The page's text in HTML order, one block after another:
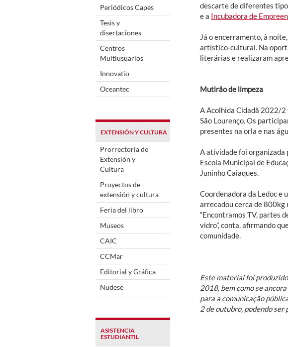
Periódicos Capes
Tesis y
disertaciones
Centros
Multiusuarios
Innovatio
Oceantec
EXTENSIÓN Y CULTURA
Prorrectoría de
Extensión y
Cultura
Proyectos de
extensión y cultura
Feria del libro
Museos
CAIC
CCMar
Editorial y Gráfica
Nudese
ASISTENCIA
ESTUDIANTIL
descarte de diferentes
e a Incubadora de
Já o encerramento, à
artístico-cultural. Na
literárias e realizaram
Mutirão de limpeza
A Acolhida Cidadã 2022/
São Lourenço. Os
presentes na orla e nas
A atividade foi organizada
Escola Municipal de
Juninho Caiaques.
Coordenadora da Ledoc e
arrecadou cerca de 800kg
“Encontramos TV, partes
vidro”, conta, afirmando
comunidade.
Este material foi
2018, bem como se
para a comunicação
2 de outubro, podendo ser